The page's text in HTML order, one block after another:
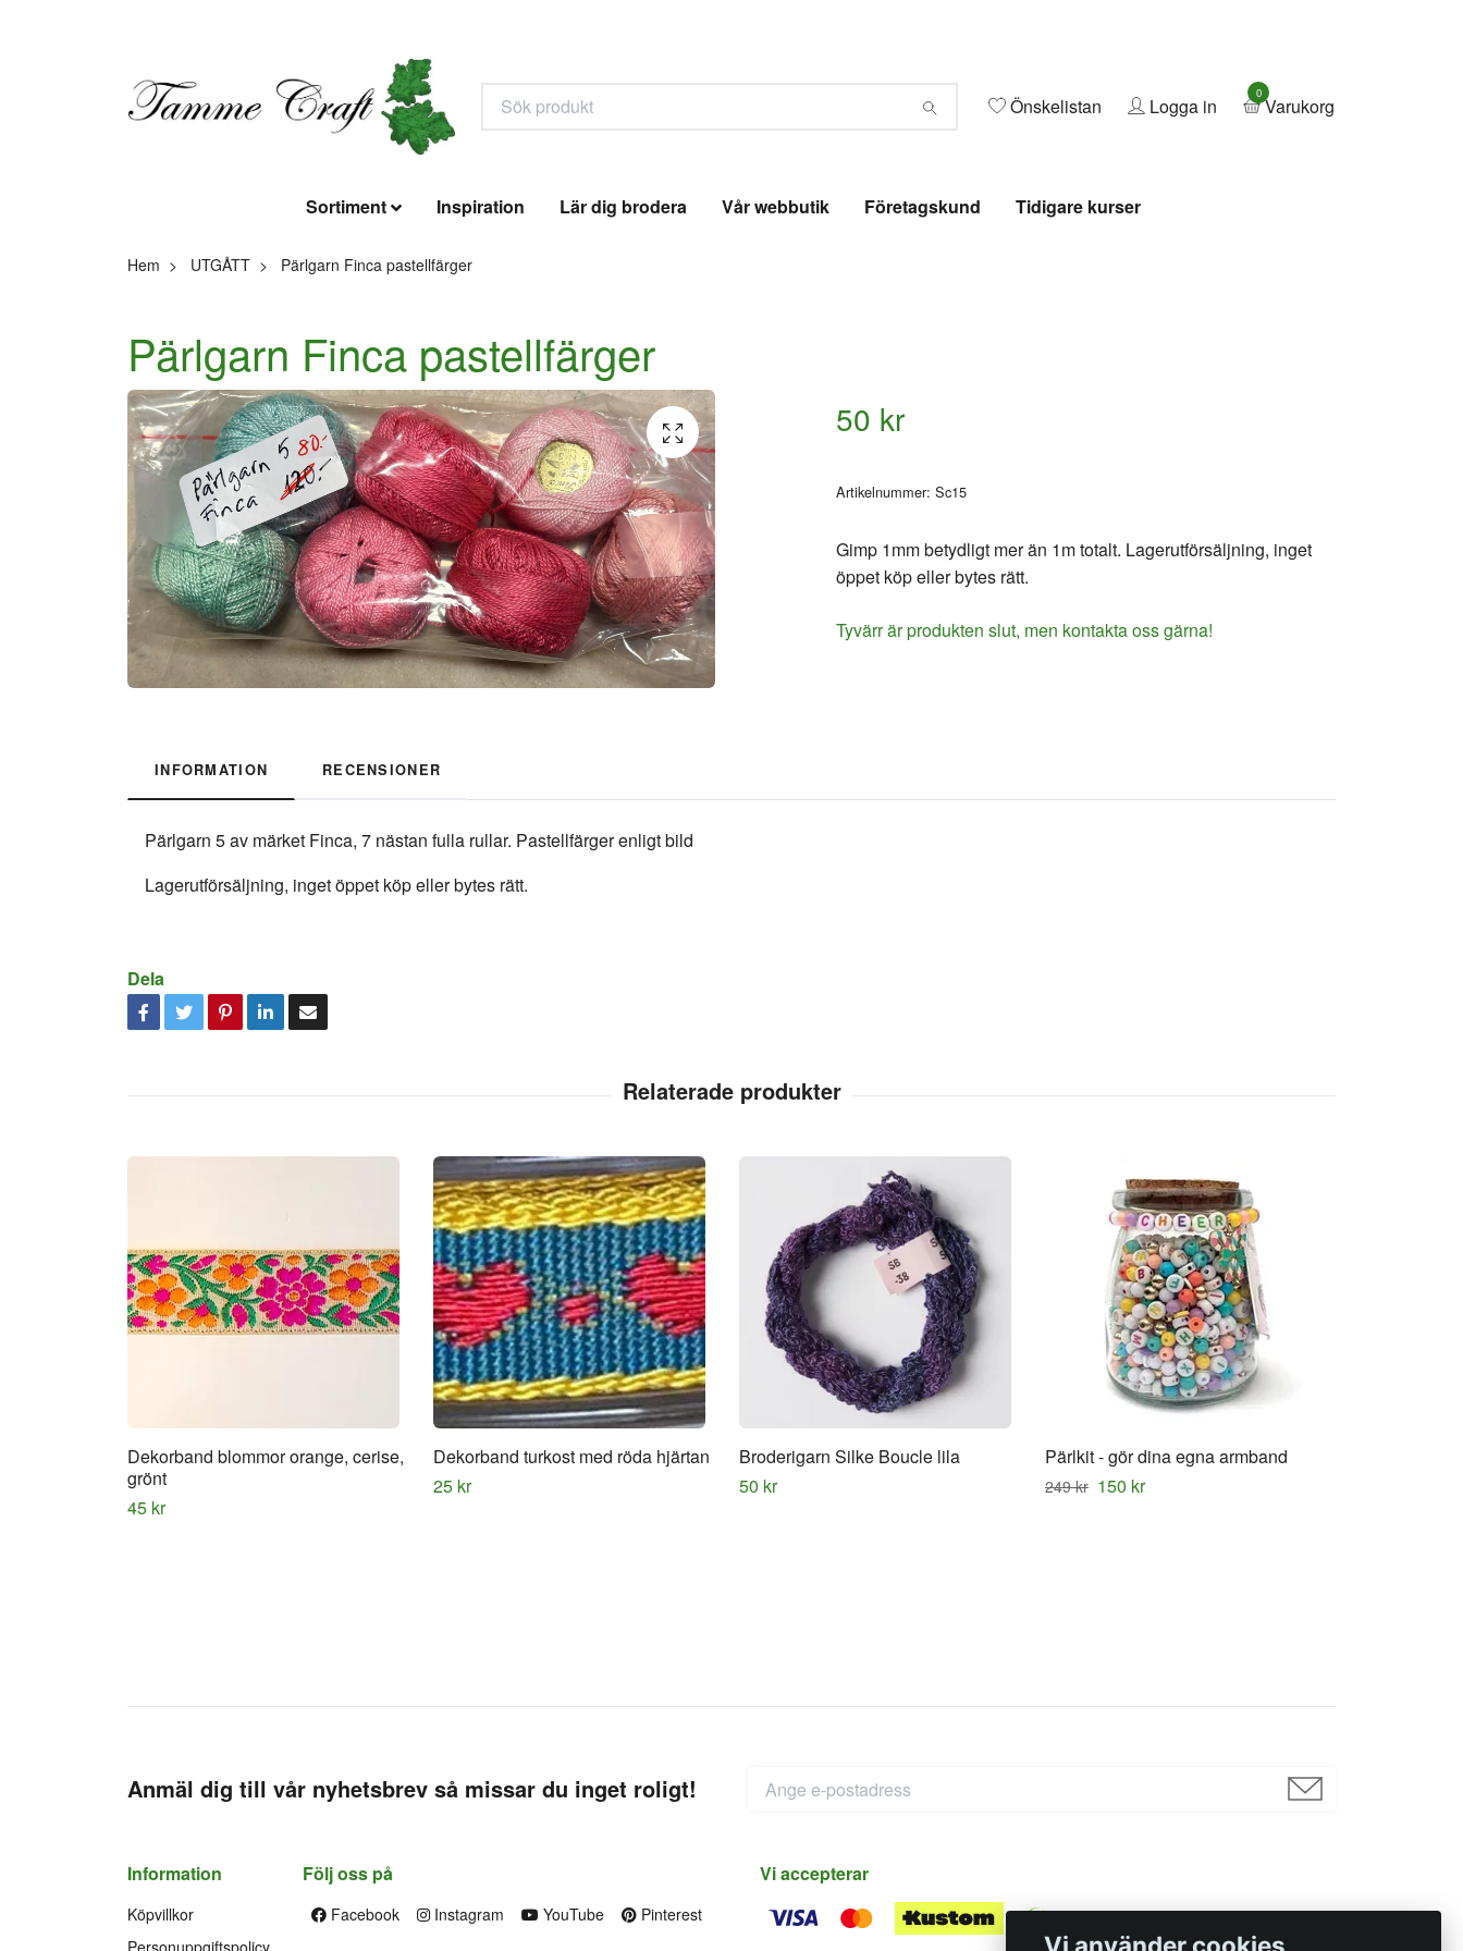
Önskelistan Logga in
0
Varukorg
Sortiment Inspiration Lär dig brodera Vår webbutik Företagskund Tidigare kurser
Hem UTGÅTT Pärlgarn Finca pastellfärger
Pärlgarn Finca pastellfärger
50 kr
Artikelnummer: Sc15
Gimp 1mm betydligt mer än 1m totalt. Lagerutförsäljning, inget
öppet köp eller bytes rätt.
Tyvärr är produkten slut, men kontakta oss gärna!
INFORMATION RECENSIONER
Pärlgarn 5 av märket Finca, 7 nästan fulla rullar. Pastellfärger enligt bild
Lagerutförsäljning, inget öppet köp eller bytes rätt.
Dela
Dekorband blommor orange, cerise,
grönt
45 kr
Dekorband turkost med röda hjärtan
25 kr
Broderigarn Silke Boucle lila
50 kr
Pärlkit - gör dina egna armband
249 kr 150 kr
Anmäl dig till vår nyhetsbrev så missar du inget roligt!
Information
Köpvillkor
Personuppgiftspolicy
Följ oss på
Facebook Instagram YouTube Pinterest
Vi accepterar
Vi använder cookies